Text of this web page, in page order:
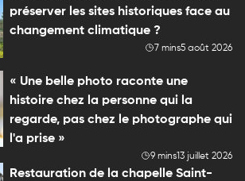
préserver les sites historiques face au
changement climatique ?
7 mins5 août 2026
« Une belle photo raconte une
histoire chez la personne qui la
regarde, pas chez le photographe qui
l'a prise »
9 mins13 juillet 2026
Restauration de la chapelle Saint-